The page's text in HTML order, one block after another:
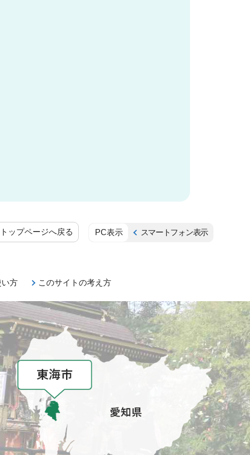
トップページへ戻る PC表示 スマートフォン表示
い方 このサイトの考え方